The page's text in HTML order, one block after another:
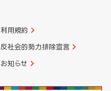
利用規約
反社会的勢力排除宣言
お知らせ